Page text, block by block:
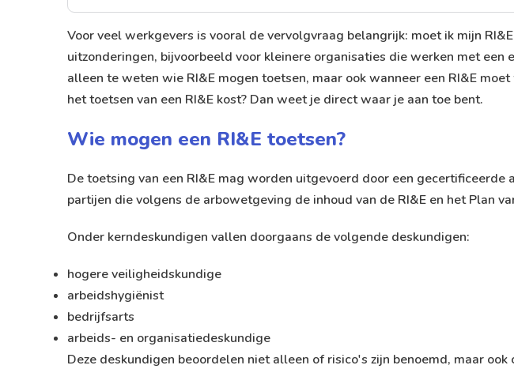
Voor veel werkgevers is vooral de vervolgvraag belangrijk: moet ik mijn
uitzonderingen, bijvoorbeeld voor kleinere organisaties die werken met
alleen te weten wie RI&E mogen toetsen, maar ookwanneer een RI&E
het toetsen van een RI&E kost? Dan weet je direct waar je aan toe bent.
Wie mogen een RI&E toetsen?
De toetsing van een RI&E mag worden uitgevoerd door een
partijen die volgens de arbowetgeving de inhoud van de RI&E en het Plan
Onder kerndeskundigen vallen doorgaans de volgende deskundigen:
hogere veiligheidskundige
arbeidshygiënist
bedrijfsarts
arbeids- en organisatiedeskundige
Deze deskundigen beoordelen niet alleen of risico's zijn benoemd, maar